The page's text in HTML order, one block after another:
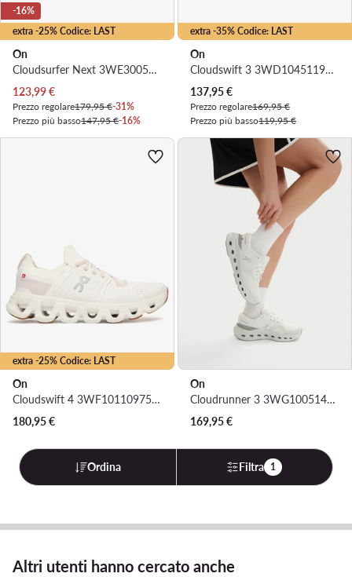
extra -25% Codice: LAST
-16%
On
Cloudsurfer Next 3WE30050106 · Scarpe running
Prezzo attuale
123,99€
Prezzo regolare179,95 €-31%
Prezzo più basso147,95 €-16%
extra -35% Codice: LAST
On
Cloudswift 3 3WD10451199 · Scarpe running
Prezzo attuale
137,95€
Prezzo regolare169,95 €
Prezzo più basso119,95 €
extra -25% Codice: LAST
On
Cloudswift 4 3WF10110975 · Scarpe running
180,95€
On
Cloudrunner 3 3WG10051421 · Scarpe running
169,95€
Ordina Filtra 1
Altri utenti hanno cercato anche